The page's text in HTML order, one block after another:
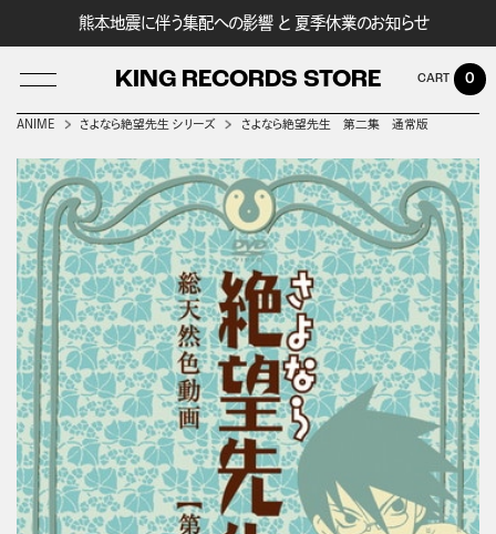
熊本地震に伴う集配への影響 と 夏季休業のお知らせ
KING RECORDS STORE
LOG IN
0
ANIME さよなら絶望先生 シリーズ さよなら絶望先生 第二集 通常版